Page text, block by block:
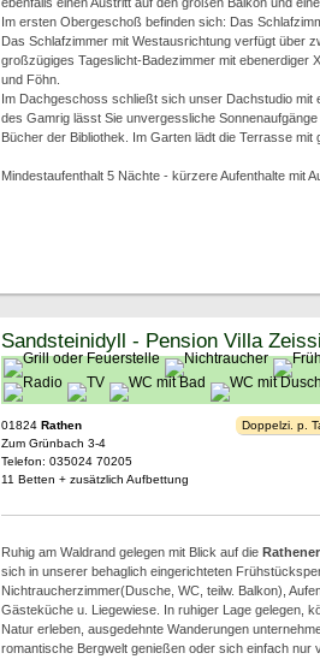
Im ersten Obergeschoß befinden sich: Das
Das Schlafzimmer mit Westausrichtung verfügt über
großzügiges Tageslicht-Badezimmer mit ebenerdiger
und Föhn.
Im Dachgeschoss schließt sich unser Dachstudio mit
des Gamrig lässt Sie unvergessliche
Bücher der Bibliothek. Im Garten lädt die Terrasse
Mindestaufenthalt 5 Nächte - kürzere Aufenthalte mit
Sandsteinidyll - Pension Villa
01824 Rathen
Zum Grünbach 3-4
Telefon: 035024 70205
11 Betten + zusätzlich Aufbettung
Doppelzi. p.
Ruhig am Waldrand gelegen mit Blick auf die Rathener
sich in unserer behaglich eingerichteten
Nichtraucherzimmer(Dusche, WC, teilw. Balkon),
Gästeküche u. Liegewiese. In ruhiger Lage gelegen,
Natur erleben, ausgedehnte Wanderungen
romantische Bergwelt genießen oder sich einfach nur